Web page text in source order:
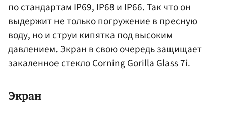
по стандартам IP69, IP68 и IP66. Так что он
выдержит не только погружение в пресную
воду, но и струи кипятка под высоким
давлением. Экран в свою очередь защищает
закаленное стекло Corning Gorilla Glass 7i.
Экран